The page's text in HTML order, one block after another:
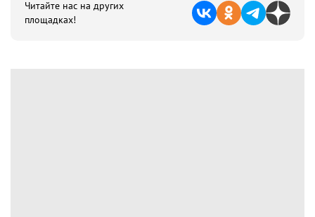
Читайте нас на других
площадках!